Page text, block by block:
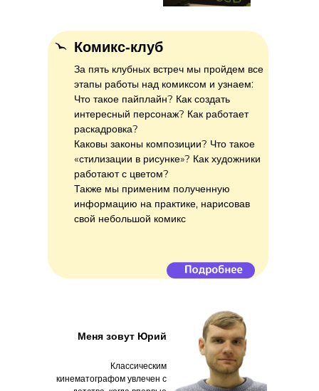
Комикс-клуб
За пять клубных встреч мы пройдем все
этапы работы над комиксом и узнаем:
Что такое пайплайн? Как создать
интересный персонаж? Как работает
раскадровка?
Каковы законы композиции? Что такое
«стилизации в рисунке»? Как художники
работают с цветом?
Также мы применим полученную
информацию на практике, нарисовав
свой небольшой комикс
Меня зовут Юрий
Классическим
кинематографом увлечен с